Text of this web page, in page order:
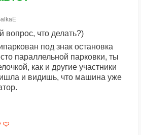
вопрос, что делать?)
под знак остановка
параллельной парковки, ты
как и другие участники
и видишь, что машина уже